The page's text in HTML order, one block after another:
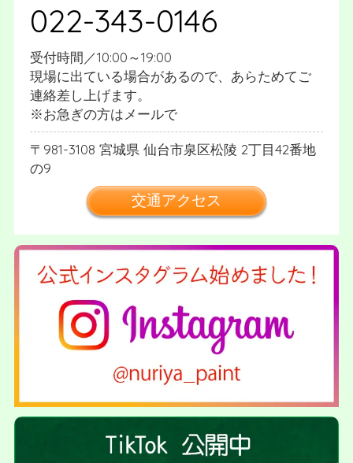
022-343-0146
受付時間／10:00～19:00
現場に出ている場合があるので、あらためてご
連絡差し上げます。
※お急ぎの方はメールで
981-3108 宮城県 仙台市泉区松陵 2丁目42番地
の9
交通アクセス